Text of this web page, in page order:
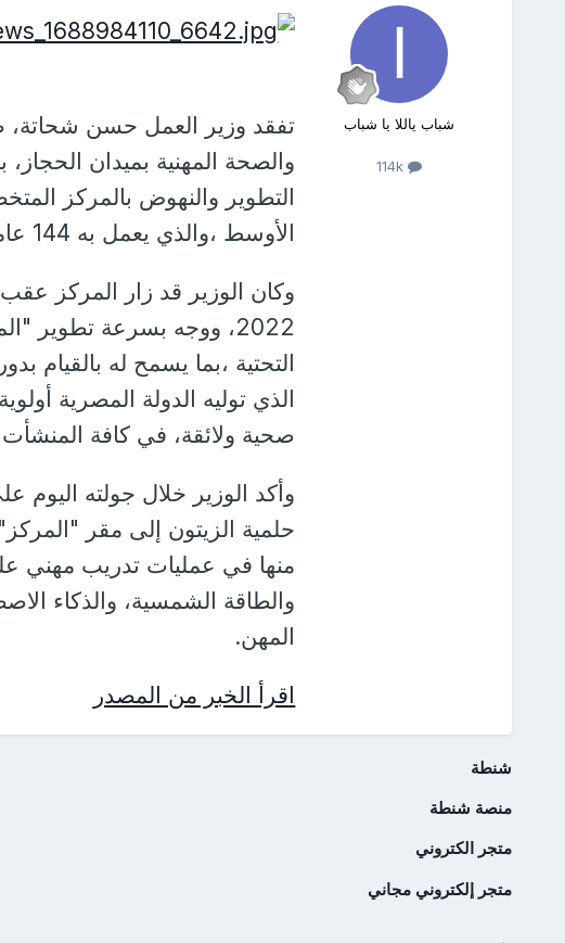
شباب ياللا يا شباب
114k
تفقد وزير العمل حسن شحاتة،
والصحة المهنية بميدان
التطوير والنهوض بالمركز
الأوسط ،والذي يعمل به 144 عاملا.
وكان الوزير قد زار المركز عقب
2022، ووجه بسرعة تطوير
التحتية ،بما يسمح له بالقيام
الذي توليه الدولة المصرية
صحية ولائقة، في كافة
وأكد الوزير خلال جولته
حلمية الزيتون إلى مقر
منها في عمليات تدريب مهني
والطاقة الشمسية، والذكاء
المهن.
اقرأ الخبر من المصدر
شنطة
منصة شنطة
متجر الكتروني
متجر إلكتروني مجاني